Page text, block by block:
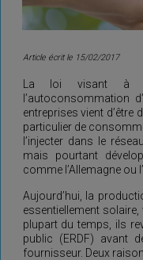
Article écrit le 15/02/2017
La loi visant à
l’autoconsommation
entreprises vient d’être
particulier de
l’injecter dans le
mais pourtant
comme l’Allemagne ou
Aujourd’hui, la
essentiellement
plupart du temps, ils
public (ERDF) avant
fournisseur. Deux